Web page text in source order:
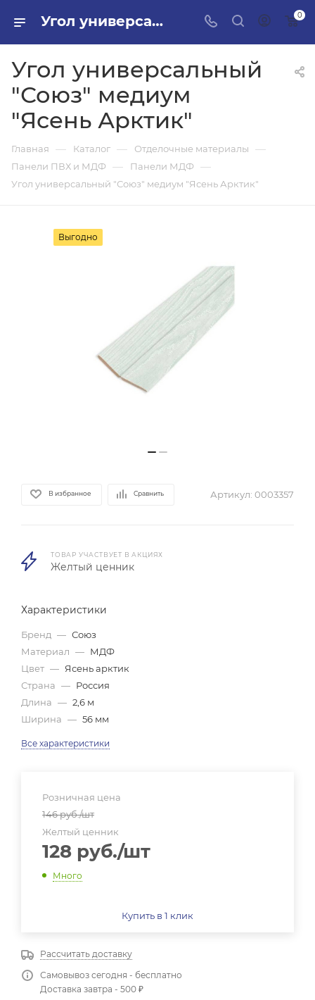
Угол универсальный "Союз" медиум "Ясень Арктик" в ПИЛОН — купить стройматериалы в интернет-магазине ПИЛОН с доставкой оптом и в розницу 0
Угол универсальный
"Союз" медиум
"Ясень Арктик"
Главная — Каталог — Отделочные материалы —
Панели ПВХ и МДФ — Панели МДФ —
Угол универсальный "Союз" медиум "Ясень Арктик"
Выгодно
В избранное Сравнить Артикул: 0003357
ТОВАР УЧАСТВУЕТ В АКЦИЯХ
Желтый ценник
Характеристики
Бренд — Союз
Материал — МДФ
Цвет — Ясень арктик
Страна — Россия
Длина — 2,6 м
Ширина — 56 мм
Все характеристики
Розничная цена
146руб./шт
Желтый ценник
128 руб./шт
Много
Купить в 1 клик
Рассчитать доставку
Самовывоз сегодня - бесплатно
Доставка завтра - 500 ₽